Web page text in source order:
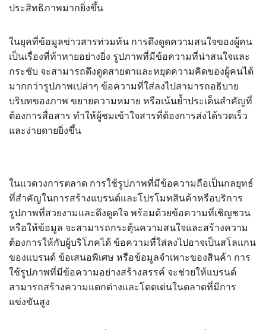
ประสิทธิภาพมากยิ่งขึ้น
ในยุคที่ข้อมูลข่าวสารท่วมท้น การดึงดูดความสนใจของผู้คน
เป็นเรื่องที่ท้าทายอย่างยิ่ง รูปภาพที่มีข้อความที่น่าสนใจและ
กระชับ จะสามารถดึงดูดสายตาและหยุดความคิดของผู้คนได้
มากกว่ารูปภาพเปล่าๆ ข้อความที่ใส่ลงไปสามารถอธิบาย
บริบทของภาพ ขยายความหมาย หรือเน้นย้ำประเด็นสำคัญที่
ต้องการสื่อสาร ทำให้ผู้ชมเข้าใจสารที่ต้องการส่งได้รวดเร็ว
และง่ายดายยิ่งขึ้น
ในแวดวงการตลาด การใช้รูปภาพที่มีข้อความถือเป็นกลยุทธ์
ที่สำคัญในการสร้างแบรนด์และโปรโมทสินค้าหรือบริการ
รูปภาพที่สวยงามและดึงดูดใจ พร้อมด้วยข้อความที่เชิญชวน
หรือให้ข้อมูล จะสามารถกระตุ้นความสนใจและสร้างความ
ต้องการให้กับผู้บริโภคได้ ข้อความที่ใส่ลงไปอาจเป็นสโลแกน
ของแบรนด์ ข้อเสนอพิเศษ หรือข้อมูลจำเพาะของสินค้า การ
ใช้รูปภาพที่มีข้อความอย่างสร้างสรรค์ จะช่วยให้แบรนด์
สามารถสร้างความแตกต่างและโดดเด่นในตลาดที่มีการ
แข่งขันสูง